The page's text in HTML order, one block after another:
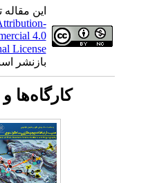
این
Attribution-
4.0
License
بازنشر
کارگاه‌ها